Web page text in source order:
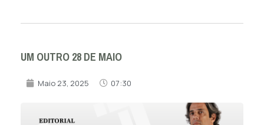
UM OUTRO 28 DE MAIO
Maio 23, 2025 07:30